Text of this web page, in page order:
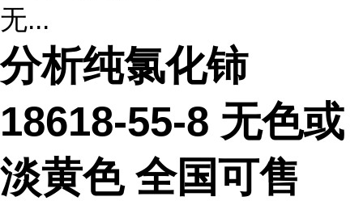
无...
分析纯氯化铈
18618-55-8 无色或
淡黄色 全国可售